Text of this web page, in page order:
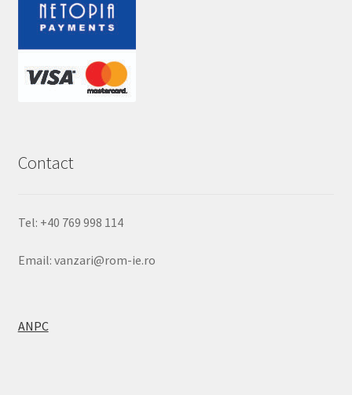
Contact
Tel: +40 769 998 114
Email: vanzari@rom-ie.ro
ANPC